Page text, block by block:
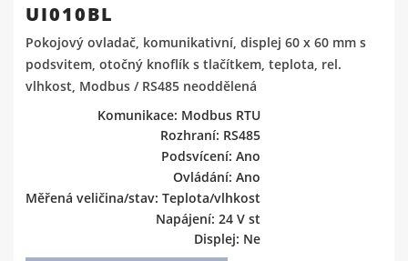
UI010BL
Pokojový ovladač, komunikativní, displej 60 x 60 mm s
podsvitem, otočný knoflík s tlačítkem, teplota, rel.
vlhkost, Modbus / RS485 neoddělená
Komunikace: Modbus RTU
Rozhraní: RS485
Podsvícení: Ano
Ovládání: Ano
Měřená veličina/stav: Teplota/vlhkost
Napájení: 24 V st
Displej: Ne